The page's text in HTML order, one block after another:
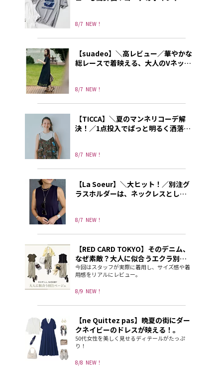
8/7 NEW！
8/7 NEW！
【suadeo】＼高レビュー／華やかな
総レースで着映える、大人のVネック
8/7 NEW！
【TICCA】＼夏のマンネリコーデ解
決！／1点投入でぱっと明るく洒落て
8/7 NEW！
【La Soeur】＼大ヒット！／別注グ
ラスホルダーは、ネックレスとして
8/9 NEW！
【RED CARD TOKYO】そのデニム、
なぜ素敵？大人に似合うエクラ別注
ベージュ
今回はスタッフが実際に着用し、サイズ感や着
用感をリアルにレビュー。
8/8 NEW！
【ne Quittez pas】晩夏の街にダー
クネイビーのドレスが映える！。
50代女性を美しく見せるディテールがたっぷ
り！